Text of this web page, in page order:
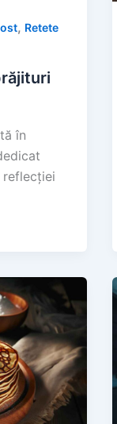
, Retete
în
reflecției